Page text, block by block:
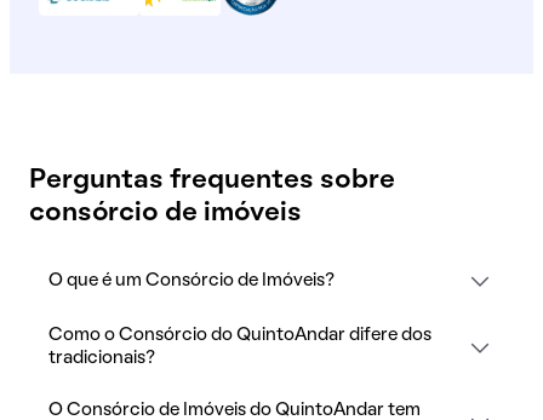
Perguntas frequentes sobre
consórcio de imóveis
O que é um Consórcio de Imóveis?
Como o Consórcio do QuintoAndar difere dos
tradicionais?
O Consórcio de Imóveis do QuintoAndar tem